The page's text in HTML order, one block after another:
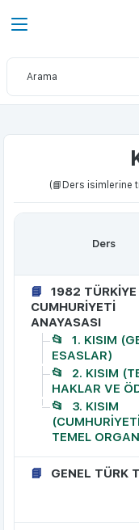
(📘Ders isimlerine
Ders
1982 TÜRKİYE
CUMHURİYETİ
ANAYASASI
1. KISIM
ESASLAR)
2. KISIM
HAKLAR VE
3. KISIM
TEMEL
GENEL TÜRK